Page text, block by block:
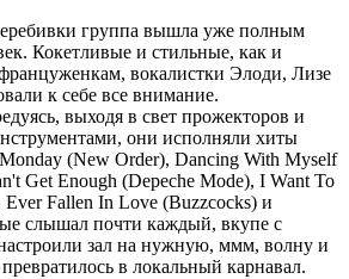
группа вышла уже полным
Кокетливые и стильные, как и
вокалистки Элоди, Лизе
к себе все внимание.
выходя в свет прожекторов и
они исполняли хиты
(New Order), Dancing With Myself
Get Enough (Depeche Mode), I Want To
Ever Fallen In Love (Buzzcocks) и
слышал почти каждый, вкупе с
зал на нужную, ммм, волну и
в локальный карнавал.